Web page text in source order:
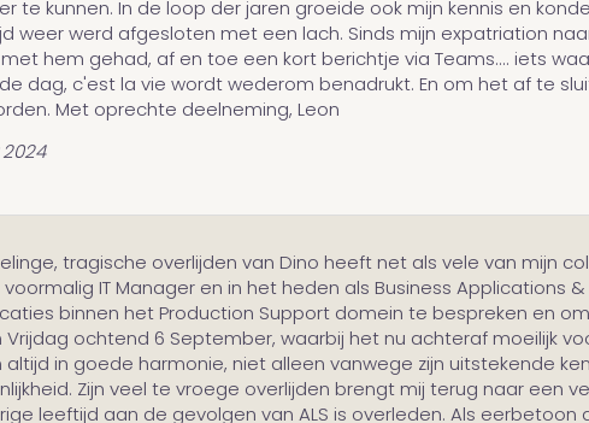
te kunnen. In de loop der jaren groeide ook mijn kennis en
weer werd afgesloten met een lach. Sinds mijn expatriation
hem gehad, af en toe een kort berichtje via Teams.... iets
de dag, c'est la vie wordt wederom benadrukt. En om het af te
Met oprechte deelneming, Leon
2024
tragische overlijden van Dino heeft net als vele van mijn
IT Manager en in het heden als Business Applications
binnen het Production Support domein te bespreken en
ochtend 6 September, waarbij het nu achteraf moeilijk
altijd in goede harmonie, niet alleen vanwege zijn uitstekende
Zijn veel te vroege overlijden brengt mij terug naar een
leeftijd aan de gevolgen van ALS is overleden. Als